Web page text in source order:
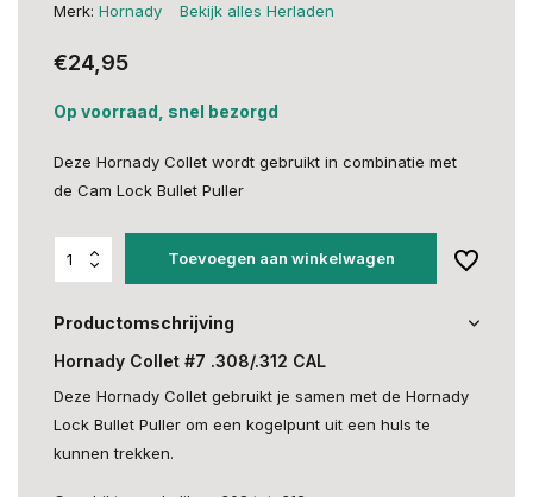
Merk: Hornady Bekijk alles Herladen
€24,95
Op voorraad, snel bezorgd
Deze Hornady Collet wordt gebruikt in combinatie met
de Cam Lock Bullet Puller
Toevoegen aan winkelwagen
Productomschrijving
Hornady Collet #7 .308/.312 CAL
Deze Hornady Collet gebruikt je samen met de Hornady
Lock Bullet Puller om een kogelpunt uit een huls te
kunnen trekken.